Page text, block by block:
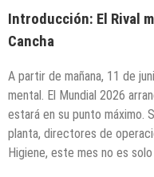
Introducción: El Rival
Cancha
A partir de mañana, 11 de
mental. El Mundial 2026
estará en su punto máximo.
planta, directores de
Higiene, este mes no es